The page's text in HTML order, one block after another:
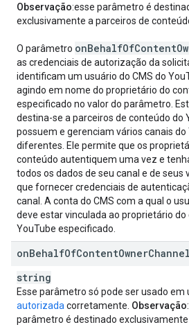
Observação:esse parâmetro é
exclusivamente a parceiros de
O parâmetro onBehalfOfContent
as credenciais de autorização da
identificam um usuário do CMS do
agindo em nome do proprietário do
especificado no valor do parâmetro.
destina-se a parceiros de conteúdo do
possuem e gerenciam vários canais do
diferentes. Ele permite que os
conteúdo autentiquem uma vez e
todos os dados de seu canal e de seus
que fornecer credenciais de
canal. A conta do CMS com a qual o
deve estar vinculada ao proprietário do
YouTube especificado.
onBehalfOfContentOwnerChannel
string
Esse parâmetro só pode ser usado em
autorizada corretamente. Observação
parâmetro é destinado